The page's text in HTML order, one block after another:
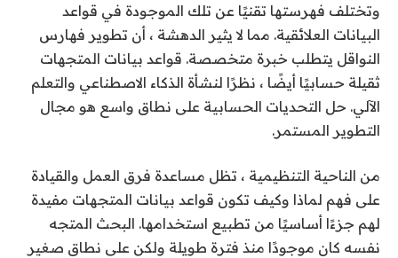
وتختلف فهرستها تقنيًا عن تلك الموجودة في قواعد
البيانات العلائقية. مما لا يثير الدهشة ، أن تطوير فهارس
النواقل يتطلب خبرة متخصصة. قواعد بيانات المتجهات
ثقيلة حسابيًا أيضًا ، نظرًا لنشأة الذكاء الاصطناعي والتعلم
الآلي. حل التحديات الحسابية على نطاق واسع هو مجال
التطوير المستمر.
من الناحية التنظيمية ، تظل مساعدة فرق العمل والقيادة
على فهم لماذا وكيف تكون قواعد بيانات المتجهات مفيدة
لهم جزءًا أساسيًا من تطبيع استخدامها. البحث المتجه
نفسه كان موجودًا منذ فترة طويلة ولكن على نطاق صغير